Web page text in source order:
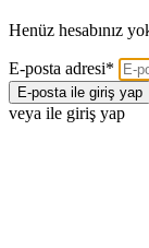
Henüz hesabınız
E-posta adresi*
E-posta ile giriş yap
veya ile giriş yap